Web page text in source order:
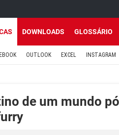
DOWNLOADS GLOSSÁRIO
OUTLOOK EXCEL INSTAGRAM
de um mundo